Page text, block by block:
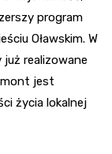
program
Oławskim. W
realizowane
jest
życia lokalnej